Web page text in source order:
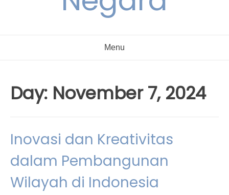
Menu
Day: November 7, 2024
Inovasi dan Kreativitas
dalam Pembangunan
Wilayah di Indonesia